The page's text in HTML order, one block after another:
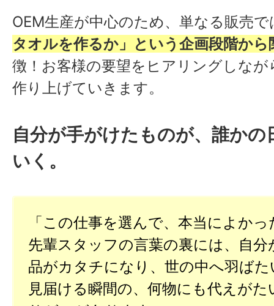
OEM生産が中心のため、単なる販売
タオルを作るか」という企画段階から
徴！お客様の要望をヒアリングしなが
作り上げていきます。
自分が手がけたものが、誰かの
いく。
「この仕事を選んで、本当によか
先輩スタッフの言葉の裏には、自分
品がカタチになり、世の中へ羽ば
見届ける瞬間の、何物にも代えがた